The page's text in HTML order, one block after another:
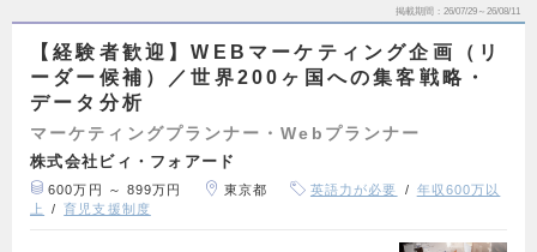
掲載期間 26/07/29～26/08/11
【経験者歓迎】WEBマーケティング企画（リ
ーダー候補）／世界200ヶ国への集客戦略・
データ分析
マーケティングプランナー・Webプランナー
株式会社ビィ・フォアード
600万円 ～ 899万円 東京都 英語力が必要
年収600万以
上
育児支援制度